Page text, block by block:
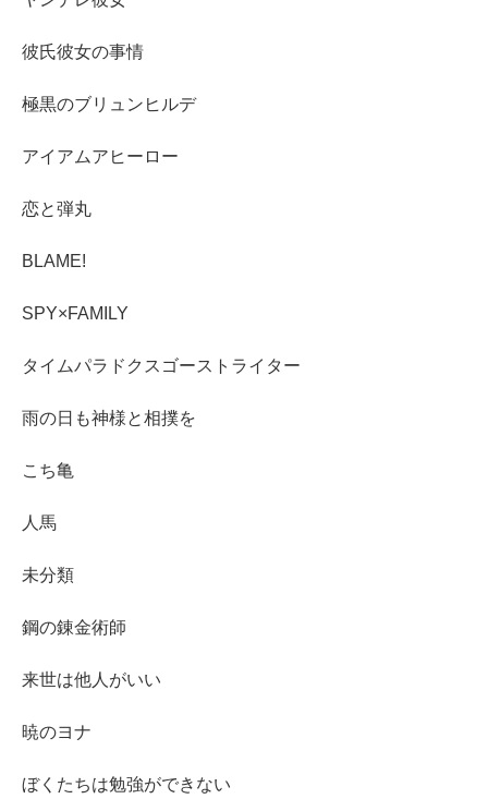
彼氏彼女の事情
極黒のブリュンヒルデ
アイアムアヒーロー
恋と弾丸
BLAME!
SPY×FAMILY
タイムパラドクスゴーストライター
雨の日も神様と相撲を
こち亀
人馬
未分類
鋼の錬金術師
来世は他人がいい
暁のヨナ
ぼくたちは勉強ができない